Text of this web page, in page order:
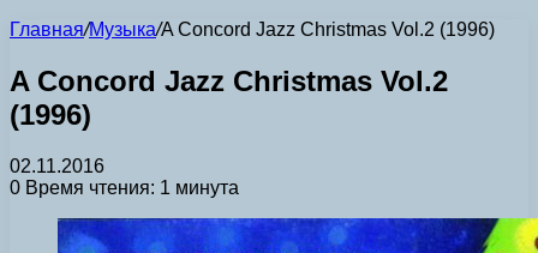
Главная/Музыка/A Concord Jazz Christmas Vol.2 (1996)
A Concord Jazz Christmas Vol.2
(1996)
02.11.2016
0 Время чтения: 1 минута